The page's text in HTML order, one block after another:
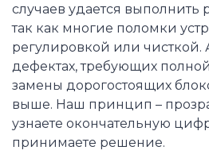
случаев удается выполнить
так как многие поломки
регулировкой или чисткой.
дефектах, требующих
замены дорогостоящих
выше. Наш принцип –
узнаете окончательную
принимаете решение.